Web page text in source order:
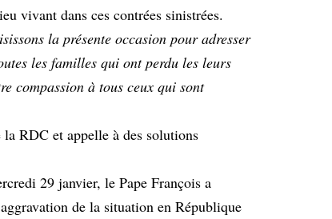
vivant dans ces contrées sinistrées.
la présente occasion pour adresser
les familles qui ont perdu les leurs
compassion à tous ceux qui sont
29 janvier, le Pape François a
de la situation en République